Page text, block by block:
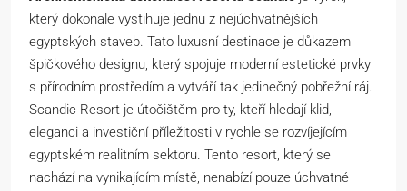
který dokonale vystihuje jednu z nejúchvatnějších
egyptských staveb. Tato luxusní destinace je důkazem
špičkového designu, který spojuje moderní estetické prvky
s přírodním prostředím a vytváří tak jedinečný pobřežní ráj.
Scandic Resort je útočištěm pro ty, kteří hledají klid,
eleganci a investiční příležitosti v rychle se rozvíjejícím
egyptském realitním sektoru. Tento resort, který se
nachází na vynikajícím místě, nenabízí pouze úchvatné